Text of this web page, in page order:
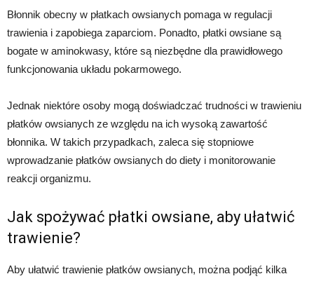
Błonnik obecny w płatkach owsianych pomaga w regulacji
trawienia i zapobiega zaparciom. Ponadto, płatki owsiane są
bogate w aminokwasy, które są niezbędne dla prawidłowego
funkcjonowania układu pokarmowego.
Jednak niektóre osoby mogą doświadczać trudności w trawieniu
płatków owsianych ze względu na ich wysoką zawartość
błonnika. W takich przypadkach, zaleca się stopniowe
wprowadzanie płatków owsianych do diety i monitorowanie
reakcji organizmu.
Jak spożywać płatki owsiane, aby ułatwić
trawienie?
Aby ułatwić trawienie płatków owsianych, można podjąć kilka